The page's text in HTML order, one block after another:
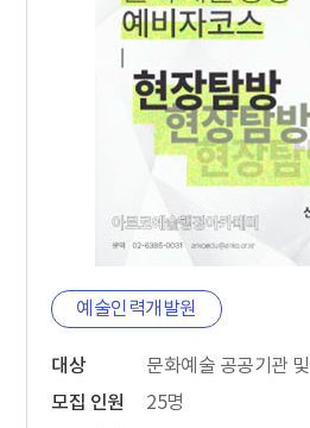
예술인력개발원
대상
문화예술 공공기관
모집 인원
25명